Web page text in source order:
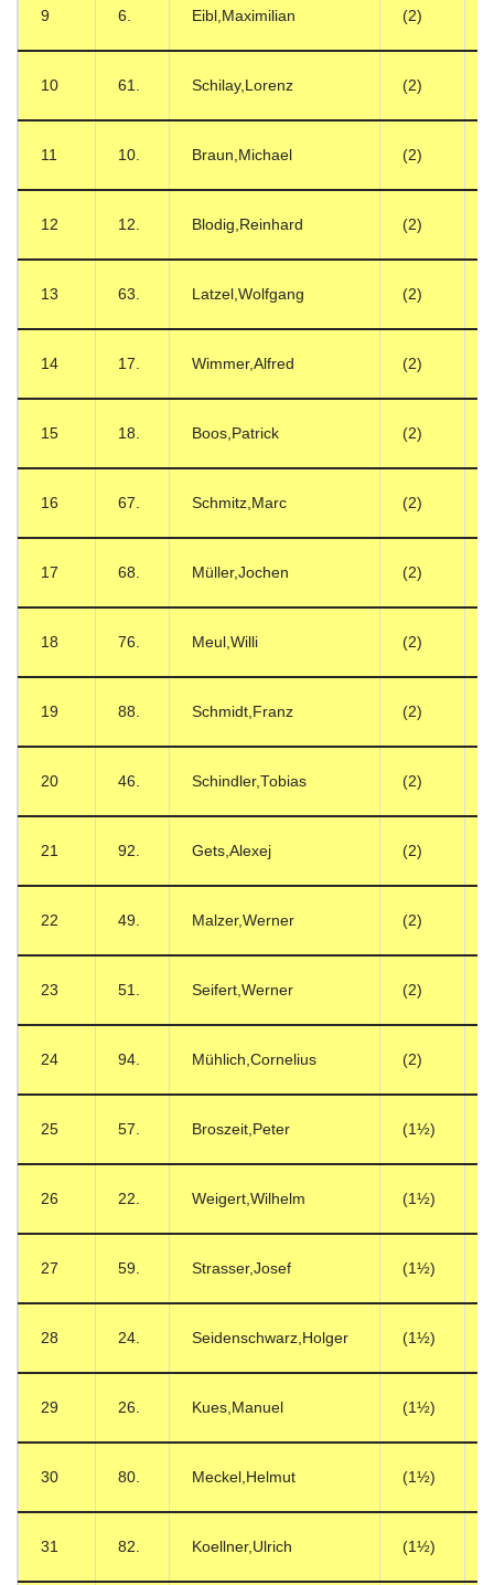
9 6. Eibl,Maximilian (2)
10 61. Schilay,Lorenz (2)
11 10. Braun,Michael (2)
12 12. Blodig,Reinhard (2)
13 63. Latzel,Wolfgang (2)
14 17. Wimmer,Alfred (2)
15 18. Boos,Patrick (2)
16 67. Schmitz,Marc (2)
17 68. Müller,Jochen (2)
18 76. Meul,Willi (2)
19 88. Schmidt,Franz (2)
20 46. Schindler,Tobias (2)
21 92. Gets,Alexej (2)
22 49. Malzer,Werner (2)
23 51. Seifert,Werner (2)
24 94. Mühlich,Cornelius (2)
25 57. Broszeit,Peter (1½)
26 22. Weigert,Wilhelm (1½)
27 59. Strasser,Josef (1½)
28 24. Seidenschwarz,Holger (1½)
29 26. Kues,Manuel (1½)
30 80. Meckel,Helmut (1½)
31 82. Koellner,Ulrich (1½)